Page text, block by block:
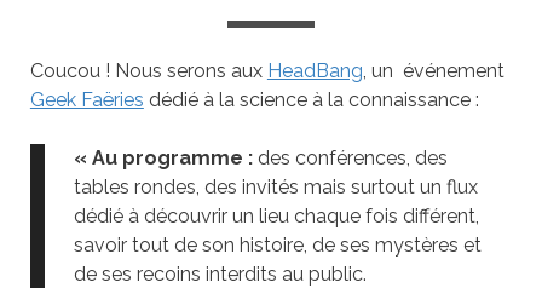
Coucou ! Nous serons aux HeadBang, un événement
Geek Faëries dédié à la science à la connaissance :
« Au programme :des conférences, des
tables rondes, des invités mais surtout un flux
dédié à découvrir un lieu chaque fois différent,
savoir tout de son histoire, de ses mystères et
de ses recoins interdits au public.